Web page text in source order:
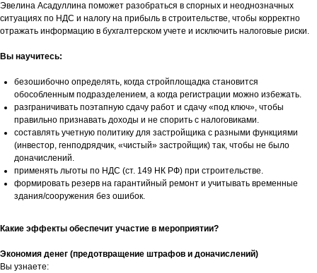
Эвелина Асадуллина поможет разобраться в спорных и неоднозначных
ситуациях по НДС и налогу на прибыль в строительстве, чтобы корректно
отражать информацию в бухгалтерском учете и исключить налоговые риски.
Вы научитесь:
безошибочно определять, когда стройплощадка становится
обособленным подразделением, а когда регистрации можно избежать.
разграничивать поэтапную сдачу работ и сдачу «под ключ», чтобы
правильно признавать доходы и не спорить с налоговиками.
составлять учетную политику для застройщика с разными функциями
(инвестор, генподрядчик, «чистый» застройщик) так, чтобы не было
доначислений.
применять льготы по НДС (ст. 149 НК РФ) при строительстве.
формировать резерв на гарантийный ремонт и учитывать временные
здания/сооружения без ошибок.
Какие эффекты обеспечит участие в мероприятии?
Экономия денег (предотвращение штрафов и доначислений)
Вы узнаете: